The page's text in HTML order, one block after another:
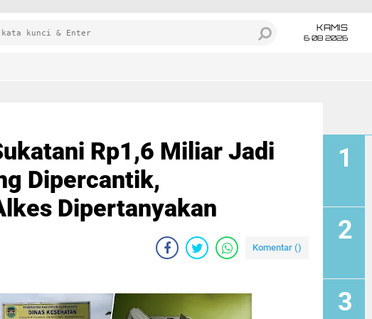
KAMIS
6 08 2026
Rp1,6 Miliar Jadi
Dipercantik,
Dipertanyakan
Komentar ()